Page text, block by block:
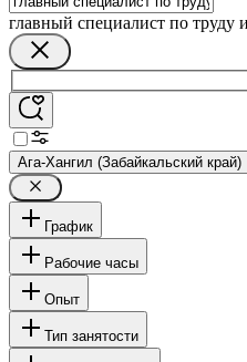
главный специалист по труду
Ага-Хангил (Забайкальский край)
График
Рабочие часы
Опыт
Тип занятости